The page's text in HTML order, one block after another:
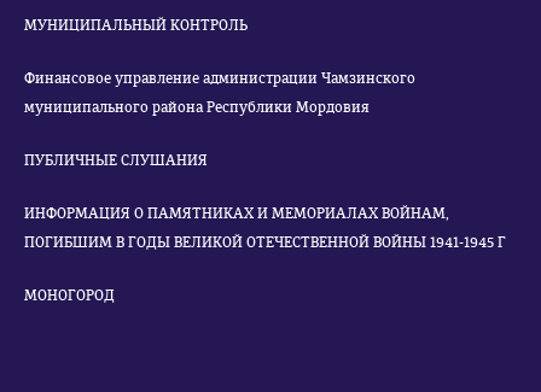
МУНИЦИПАЛЬНЫЙ КОНТРОЛЬ
Финансовое управление администрации Чамзинского
муниципального района Республики Мордовия
ПУБЛИЧНЫЕ СЛУШАНИЯ
ИНФОРМАЦИЯ О ПАМЯТНИКАХ И МЕМОРИАЛАХ ВОЙНАМ,
ПОГИБШИМ В ГОДЫ ВЕЛИКОЙ ОТЕЧЕСТВЕННОЙ ВОЙНЫ 1941-1945 Г
МОНОГОРОД